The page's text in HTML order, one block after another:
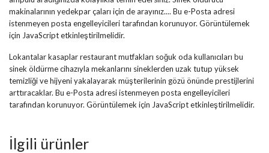
makinalarının yedekpar çaları için de arayınız.... Bu e-Posta adresi
istenmeyen posta engelleyicileri tarafından korunuyor. Görüntülemek
için JavaScript etkinleştirilmelidir.
Lokantalar kasaplar restaurant mutfakları soğuk oda kullanıcıları bu
sinek öldürme cihazıyla mekanlarını sineklerden uzak tutup yüksek
temizliği ve hijyeni yakalayarak müşterilerinin gözü önünde prestijlerini
arttıracaklar. Bu e-Posta adresi istenmeyen posta engelleyicileri
tarafından korunuyor. Görüntülemek için JavaScript etkinleştirilmelidir.
İlgili ürünler